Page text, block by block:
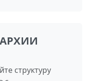
структуру